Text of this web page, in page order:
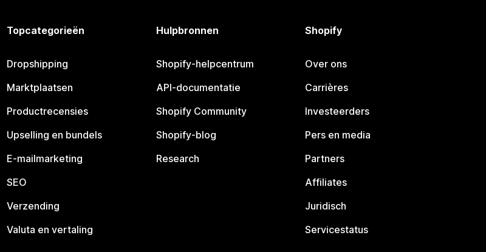
Topcategorieën
Dropshipping
Marktplaatsen
Productrecensies
Upselling en bundels
E-mailmarketing
SEO
Verzending
Valuta en vertaling
Hulpbronnen
Shopify-helpcentrum
API-documentatie
Shopify Community
Shopify-blog
Research
Shopify
Over ons
Carrières
Investeerders
Pers en media
Partners
Affiliates
Juridisch
Servicestatus